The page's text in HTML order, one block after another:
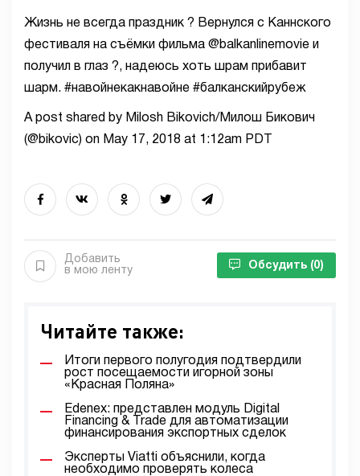
Жизнь не всегда праздник ? Вернулся с Каннского
фестиваля на съёмки фильма @balkanlinemovie и
получил в глаз ?, надеюсь хоть шрам прибавит
шарм. #навойнекакнавойне #балканскийрубеж
A post shared by Milosh Bikovich/Милош Бикович
(@bikovic) on May 17, 2018 at 1:12am PDT
Добавить
в мою ленту
Обсудить (0)
Читайте также:
Итоги первого полугодия подтвердили
рост посещаемости игорной зоны
«Красная Поляна»
Edenex: представлен модуль Digital
Financing & Trade для автоматизации
финансирования экспортных сделок
Эксперты Viatti объяснили, когда
необходимо проверять колеса